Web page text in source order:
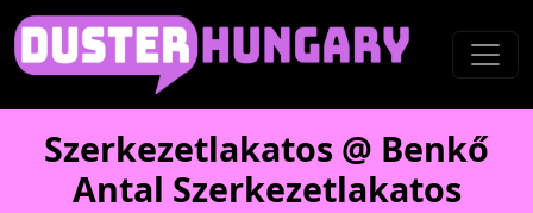
Szerkezetlakatos @ Benkő
Antal Szerkezetlakatos